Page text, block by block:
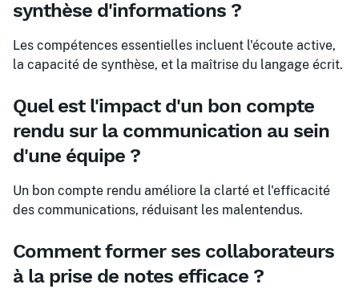
synthèse d'informations ?
Les compétences essentielles incluent l'écoute active,
la capacité de synthèse, et la maîtrise du langage écrit.
Quel est l'impact d'un bon compte
rendu sur la communication au sein
d'une équipe ?
Un bon compte rendu améliore la clarté et l'efficacité
des communications, réduisant les malentendus.
Comment former ses collaborateurs
à la prise de notes efficace ?